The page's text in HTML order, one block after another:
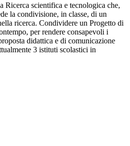
Ricerca scientifica e tecnologica che,
la condivisione, in classe, di un
ricerca. Condividere un Progetto di
per rendere consapevoli i
didattica e di comunicazione
3 istituti scolastici in